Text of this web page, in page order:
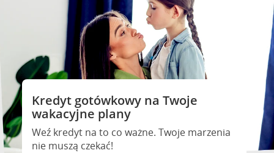
Kredyt gotówkowy na Twoje
wakacyjne plany
Weź kredyt na to co ważne. Twoje marzenia
nie muszą czekać!